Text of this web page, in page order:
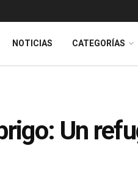
NOTICIAS CATEGORÍAS
Un